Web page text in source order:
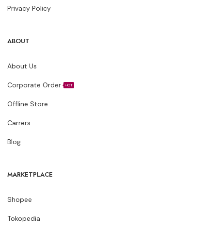
Privacy Policy
ABOUT
About Us
Corporate Order HOT
Offline Store
Carrers
Blog
MARKETPLACE
Shopee
Tokopedia